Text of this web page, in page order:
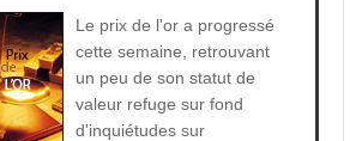
Le prix de l'or a progressé
cette semaine, retrouvant
un peu de son statut de
valeur refuge sur fond
d'inquiétudes sur